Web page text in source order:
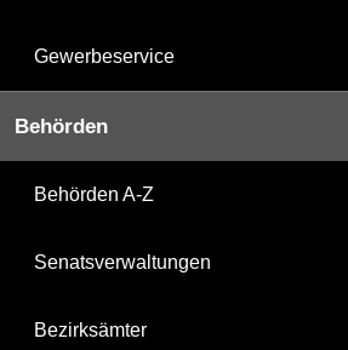
Gewerbeservice
Behörden
Behörden A-Z
Senatsverwaltungen
Bezirksämter